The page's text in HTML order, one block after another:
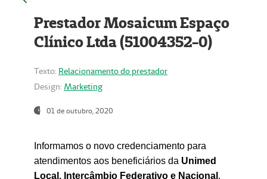
Prestador Mosaicum Espaço
Clínico Ltda (51004352-0)
Texto: Relacionamento do prestador
Design: Marketing
01 de outubro, 2020
Informamos o novo credenciamento para
atendimentos aos beneficiários da Unimed
Local, Intercâmbio Federativo e Nacional .